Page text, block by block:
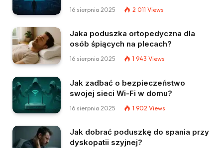
16 sierpnia 2025 2 011 Views
Jaka poduszka ortopedyczna dla
osób śpiących na plecach?
16 sierpnia 2025 1 943 Views
Jak zadbać o bezpieczeństwo
swojej sieci Wi-Fi w domu?
16 sierpnia 2025 1 902 Views
Jak dobrać poduszkę do spania przy
dyskopatii szyjnej?